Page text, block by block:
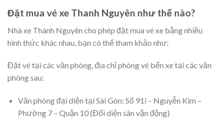
Đặt mua vé xe Thanh Nguyên như thế nào?
Nhà xe Thành Nguyên cho phép đặt mua vé xe bằng nhiều
hình thức khác nhau, bạn có thể tham khảo như:
Đặt vé tại các văn phòng, địa chỉ phòng vé bến xe tại các văn
phòng sau:
Văn phòng đại diện tại Sài Gòn: Số 91i – Nguyễn Kim –
Phường 7 – Quận 10 (Đối diện sân vận động)